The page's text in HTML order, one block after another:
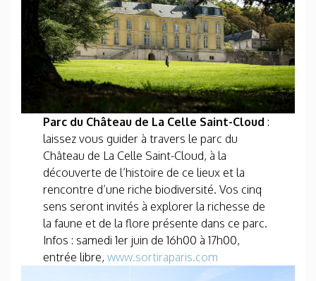
Parc du Château de La Celle Saint-Cloud:
laissez vous guider à travers le parc du
Château de La Celle Saint-Cloud, à la
découverte de l’histoire de ce lieux et la
rencontre d’une riche biodiversité. Vos cinq
sens seront invités à explorer la richesse de
la faune et de la flore présente dans ce parc.
Infos : samedi 1er juin de 16h00 à 17h00,
entrée libre,www.sortiraparis.com